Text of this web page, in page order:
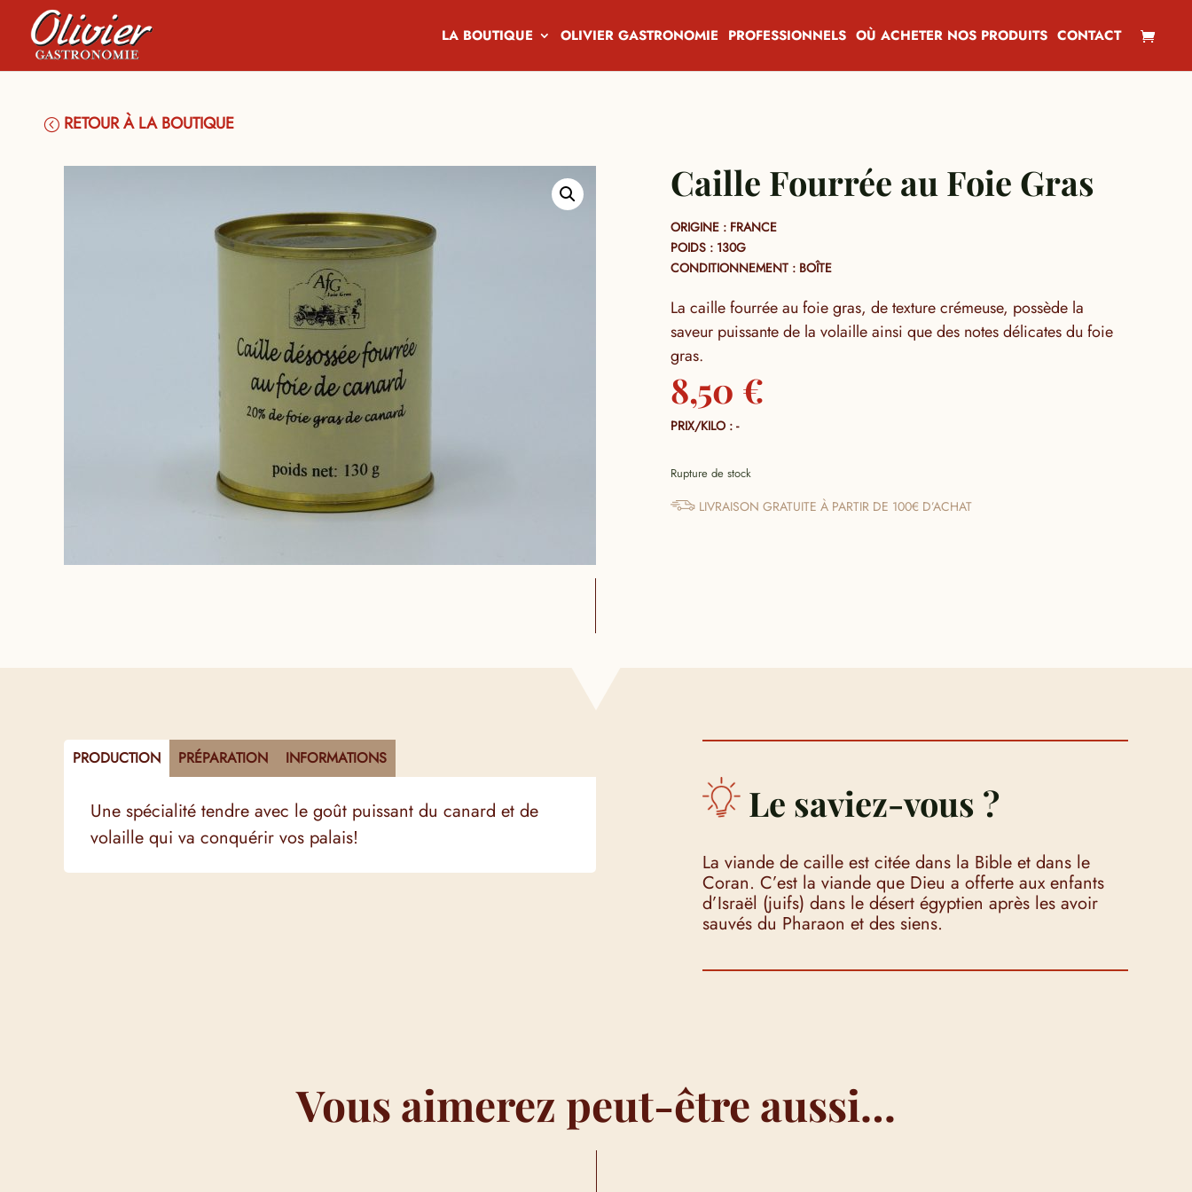
LA BOUTIQUE OLIVIER GASTRONOMIE PROFESSIONNELS OÙ ACHETER NOS PRODUITS CONTACT
RETOUR À LA BOUTIQUE
Caille Fourrée au Foie Gras
ORIGINE : FRANCE
POIDS : 130G
CONDITIONNEMENT : BOÎTE
La caille fourrée au foie gras, de texture crémeuse, possède la
saveur puissante de la volaille ainsi que des notes délicates du foie
gras.
8,50 €
PRIX/KILO : -
Rupture de stock
LIVRAISON GRATUITE À PARTIR DE 100€ D’ACHAT
PRODUCTION PRÉPARATION INFORMATIONS
Une spécialité tendre avec le goût puissant du canard et de
volaille qui va conquérir vos palais!
Le saviez-vous ?
La viande de caille est citée dans la Bible et dans le
Coran. C’est la viande que Dieu a offerte aux enfants
d’Israël (juifs) dans le désert égyptien après les avoir
sauvés du Pharaon et des siens.
Vous aimerez peut-être aussi…